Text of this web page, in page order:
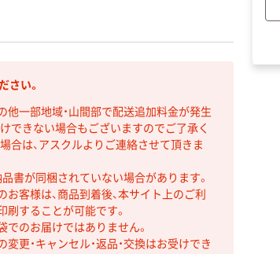
さい。
他一部地域・山間部で配送追加料金が発生
できない場合もございますのでご了承く
合は、アスクルよりご連絡させて頂きま
書が同梱されていない場合があります。
客様は、商品到着後、本サイト上のご利
することが可能です。
のお届けではありません。
更・キャンセル・返品・交換はお受けでき